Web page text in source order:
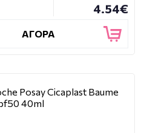
4.54€
ΑΓΟΡΑ
Posay Cicaplast Baume
40ml